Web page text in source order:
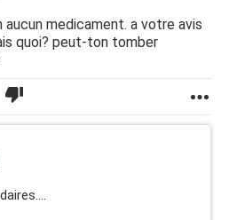
medicament. a votre avis
quoi? peut-ton tomber